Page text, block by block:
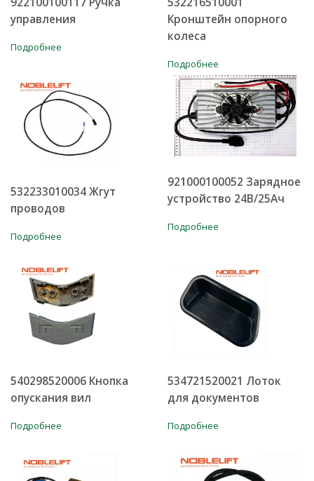
организации хранения и перемещения грузов – покупайте
оригинальные запчасти для электроштабелеров Noblelift у
Позаботьтесь о своем оборудовании заранее, защитите
инвестиции и сохраняйте рабочие процессы эффективными!
управления
Подробнее
Кронштейн опорного
колеса
Подробнее
532233010034 Жгут
проводов
Подробнее
921000100052 Зарядное
устройство 24В/25Ач
Подробнее
540298520006 Кнопка
опускания вил
Подробнее
534721520021 Лоток
для документов
Подробнее